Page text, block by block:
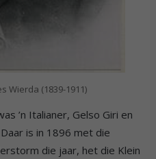
Wierda (1839-1911)
’n Italianer, Gelso Giri en
is in 1896 met die
die jaar, het die Klein